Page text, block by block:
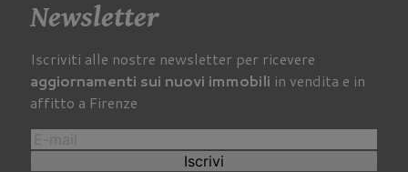
Newsletter
Iscriviti alle nostre newsletter per ricevere
aggiornamenti sui nuovi immobili in vendita e in
affitto a Firenze
Iscrivi